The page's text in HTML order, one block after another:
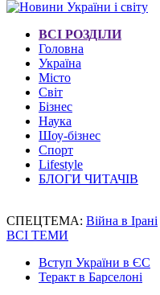
ВСІ РОЗДІЛИ
Головна
Україна
Місто
Світ
Бізнес
Наука
Шоу-бізнес
Спорт
Lifestyle
БЛОГИ ЧИТАЧІВ
СПЕЦТЕМА: Війна в Ірані
ВСІ ТЕМИ
Вступ України в ЄС
Теракт в Барселоні